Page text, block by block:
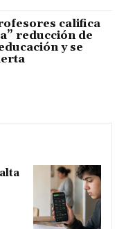
califica
reducción de
y se